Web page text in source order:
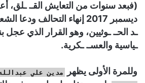
ديسمبر 2017 إنهاء التحالف
ـد الحـ. ـوثيين، وهو القرار الذي عجل
ـياسية والعسـ. ـكرية.
وللمرة الأولى يظهر
مدين علي